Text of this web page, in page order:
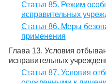
Статья 85. Режим
исправительных
Статья 86. Меры
применения
Глава 13. Условия
исправительных
Статья 87. Условия